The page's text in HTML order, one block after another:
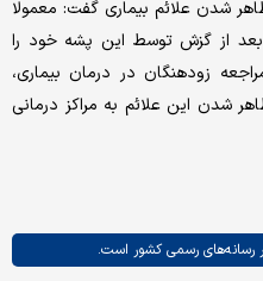
شدن علائم بیماری گفت: معمولا
بیماری بین دو تا ۱۴ روز بعد از گزش توسط این پشه خود را
زودهنگان در درمان بیماری،
شدن این علائم به مراکز درمانی
رسانه‌های رسمی کشور است.